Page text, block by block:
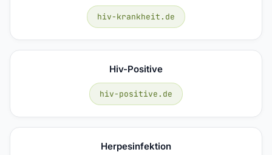
hiv-krankheit.de
Hiv-Positive
hiv-positive.de
Herpesinfektion